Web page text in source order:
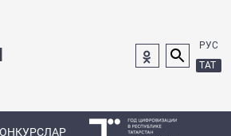
РУС
ТАТ